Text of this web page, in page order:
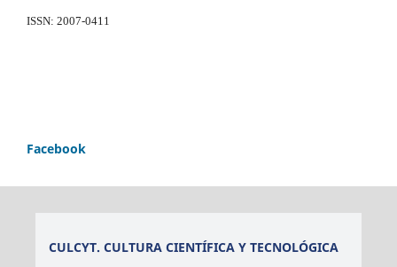
ISSN: 2007-0411
Facebook
CULCYT. CULTURA CIENTÍFICA Y TECNOLÓGICA